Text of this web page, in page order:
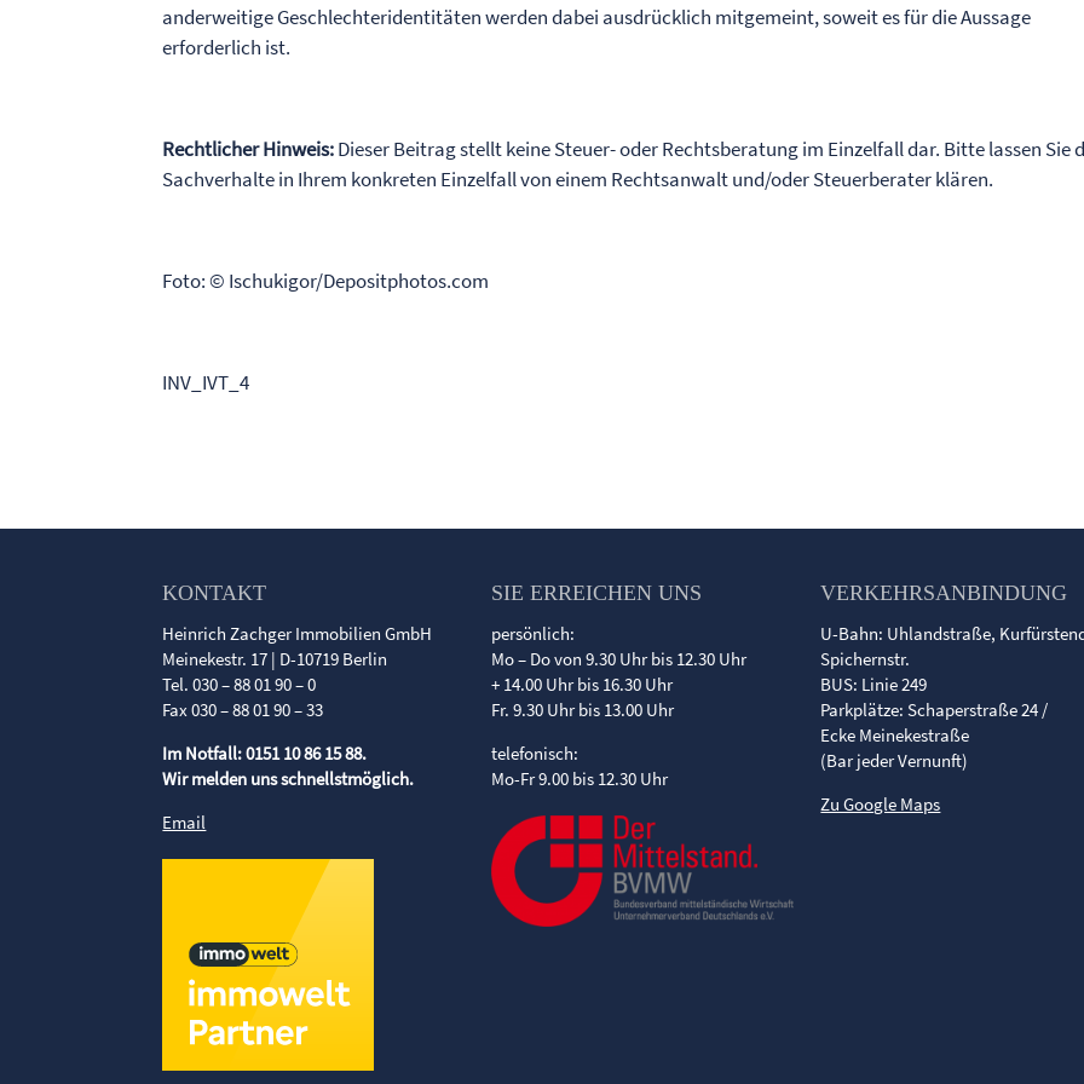
anderweitige Geschlechteridentitäten werden dabei ausdrücklich mitgemeint, soweit es für die Aussage
erforderlich ist.
Rechtlicher Hinweis:Dieser Beitrag stellt keine Steuer- oder Rechtsberatung im Einzelfall dar. Bitte lassen Sie
Sachverhalte in Ihrem konkreten Einzelfall von einem Rechtsanwalt und/oder Steuerberater klären.
Foto: © Ischukigor/Depositphotos.com
INV_IVT_4
KONTAKT
Heinrich Zachger Immobilien GmbH
Meinekestr. 17 | D-10719 Berlin
Tel. 030 – 88 01 90 – 0
Fax 030 – 88 01 90 – 33
Im Notfall: 0151 10 86 15 88.
Wir melden uns schnellstmöglich.
Email
SIE ERREICHEN UNS
persönlich:
Mo – Do von 9.30 Uhr bis 12.30 Uhr
+ 14.00 Uhr bis 16.30 Uhr
Fr. 9.30 Uhr bis 13.00 Uhr
telefonisch:
Mo-Fr 9.00 bis 12.30 Uhr
VERKEHRSANBINDUNG
U-Bahn: Uhlandstraße,
Spichernstr.
BUS: Linie 249
Parkplätze: Schaperstraße 24 /
Ecke Meinekestraße
(Bar jeder Vernunft)
Zu Google Maps